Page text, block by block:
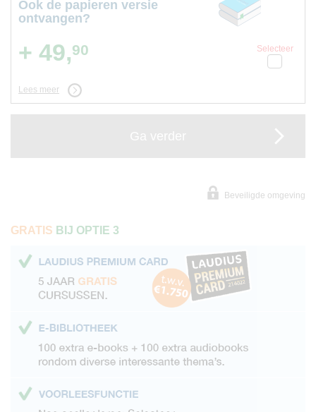
Ook de papieren versie
ontvangen?
Selecteer
+ 49,90
Lees meer
Beveiligde omgeving
GRATIS BIJ OPTIE 3